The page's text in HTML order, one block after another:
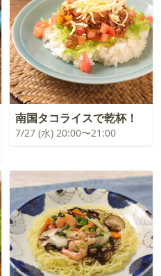
南国タコライスで乾杯！
7/27 (水) 20:00〜21:00